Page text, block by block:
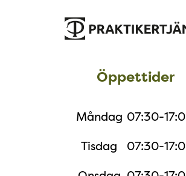
Öppettider
Måndag 07:30-
Tisdag
07:30-